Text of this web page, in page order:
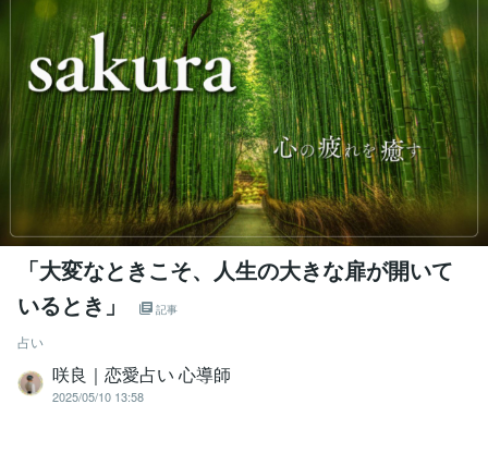
「大変なときこそ、人生の大きな扉が開いて
いるとき」
記事
占い
咲良｜恋愛占い 心導師
2025/05/10 13:58